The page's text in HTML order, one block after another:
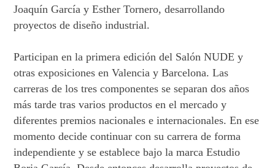
Joaquín García y Esther Tornero, desarrollando
proyectos de diseño industrial.
Participan en la primera edición del Salón NUDE y
otras exposiciones en Valencia y Barcelona. Las
carreras de los tres componentes se separan dos años
más tarde tras varios productos en el mercado y
diferentes premios nacionales e internacionales. En ese
momento decide continuar con su carrera de forma
independiente y se establece bajo la marca Estudio